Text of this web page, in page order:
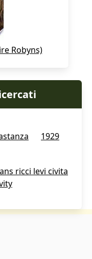
Robyns)
1929
ricci levi civita